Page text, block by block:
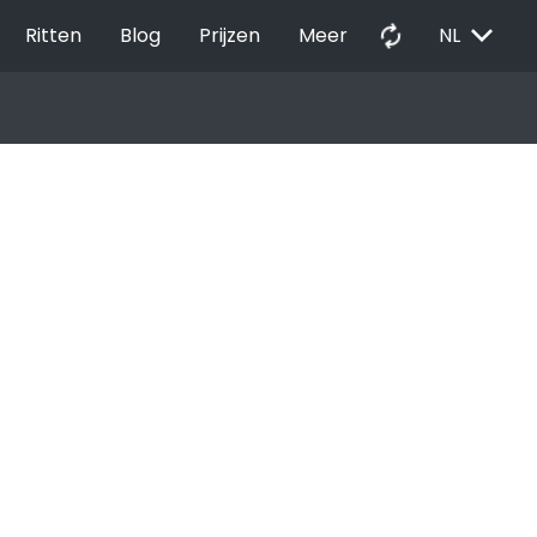
Ritten Blog Prijzen Meer autorenew NL EXPAND_MORE